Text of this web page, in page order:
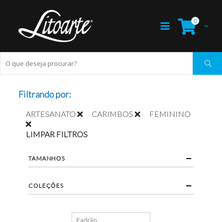
0
Filtrando por:
ARTESANATO CARIMBOS FEMININO
LIMPAR FILTROS
TAMANHOS
COLEÇÕES